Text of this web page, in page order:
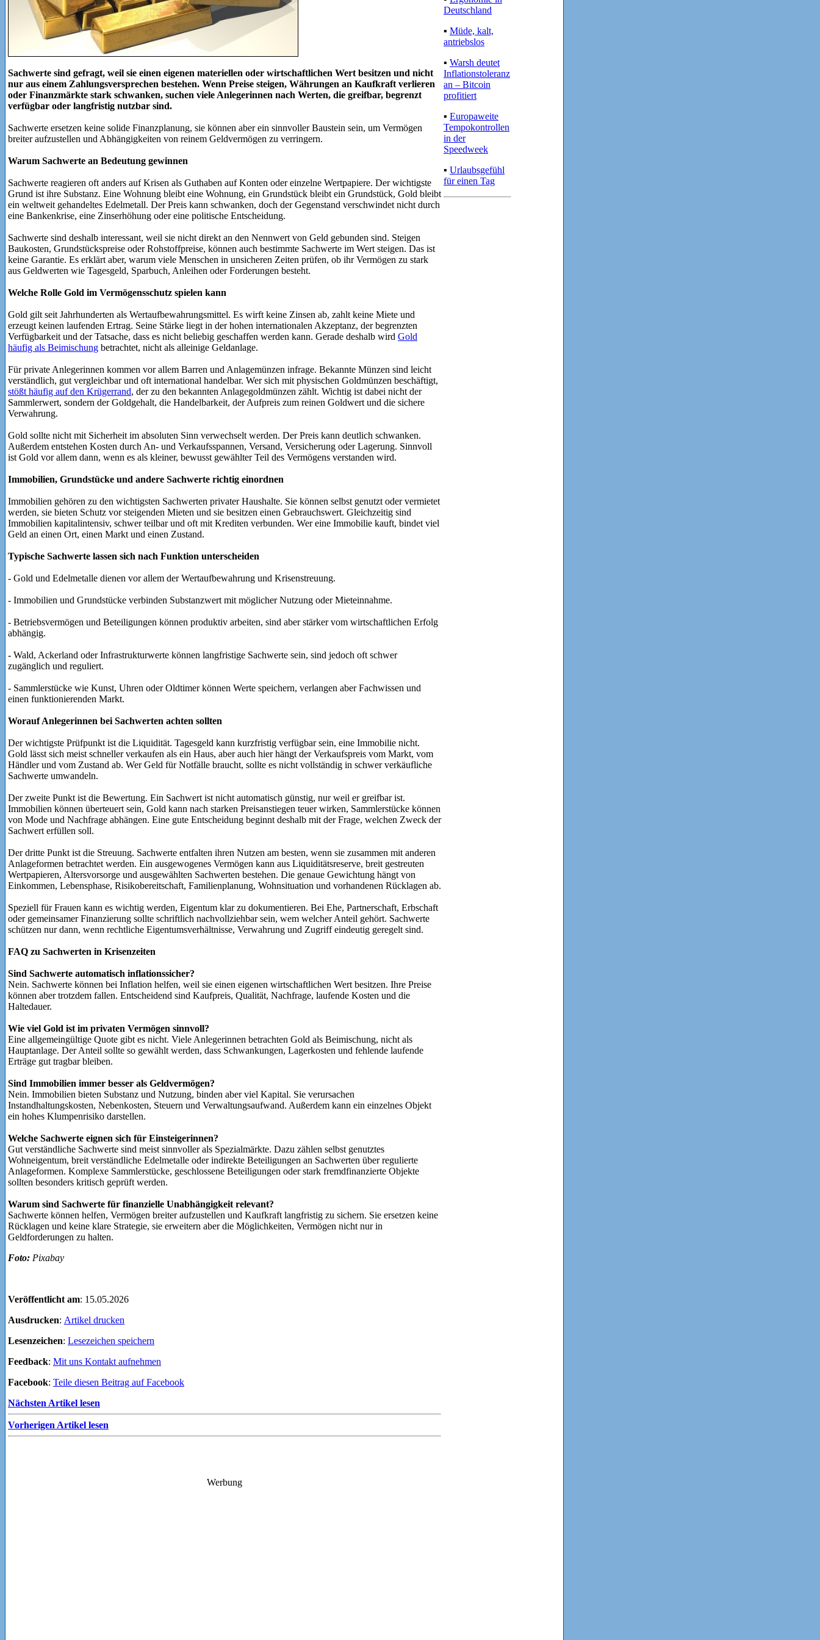
Sachwerte sind gefragt, weil sie einen eigenen materiellen oder wirtschaftlichen Wert besitzen und nicht
nur aus einem Zahlungsversprechen bestehen. Wenn Preise steigen, Währungen an Kaufkraft verlieren
oder Finanzmärkte stark schwanken, suchen viele Anlegerinnen nach Werten, die greifbar, begrenzt
verfügbar oder langfristig nutzbar sind.
Sachwerte ersetzen keine solide Finanzplanung, sie können aber ein sinnvoller Baustein sein, um Vermögen
breiter aufzustellen und Abhängigkeiten von reinem Geldvermögen zu verringern.
Warum Sachwerte an Bedeutung gewinnen
Sachwerte reagieren oft anders auf Krisen als Guthaben auf Konten oder einzelne Wertpapiere. Der wichtigste
Grund ist ihre Substanz. Eine Wohnung bleibt eine Wohnung, ein Grundstück bleibt ein Grundstück, Gold bleibt
ein weltweit gehandeltes Edelmetall. Der Preis kann schwanken, doch der Gegenstand verschwindet nicht durch
eine Bankenkrise, eine Zinserhöhung oder eine politische Entscheidung.
Sachwerte sind deshalb interessant, weil sie nicht direkt an den Nennwert von Geld gebunden sind. Steigen
Baukosten, Grundstückspreise oder Rohstoffpreise, können auch bestimmte Sachwerte im Wert steigen. Das ist
keine Garantie. Es erklärt aber, warum viele Menschen in unsicheren Zeiten prüfen, ob ihr Vermögen zu stark
aus Geldwerten wie Tagesgeld, Sparbuch, Anleihen oder Forderungen besteht.
Welche Rolle Gold im Vermögensschutz spielen kann
Gold gilt seit Jahrhunderten als Wertaufbewahrungsmittel. Es wirft keine Zinsen ab, zahlt keine Miete und
erzeugt keinen laufenden Ertrag. Seine Stärke liegt in der hohen internationalen Akzeptanz, der begrenzten
Verfügbarkeit und der Tatsache, dass es nicht beliebig geschaffen werden kann. Gerade deshalb wird Gold
häufig als Beimischung betrachtet, nicht als alleinige Geldanlage.
Für private Anlegerinnen kommen vor allem Barren und Anlagemünzen infrage. Bekannte Münzen sind leicht
verständlich, gut vergleichbar und oft international handelbar. Wer sich mit physischen Goldmünzen beschäftigt,
stößt häufig auf den Krügerrand, der zu den bekannten Anlagegoldmünzen zählt. Wichtig ist dabei nicht der
Sammlerwert, sondern der Goldgehalt, die Handelbarkeit, der Aufpreis zum reinen Goldwert und die sichere
Verwahrung.
Gold sollte nicht mit Sicherheit im absoluten Sinn verwechselt werden. Der Preis kann deutlich schwanken.
Außerdem entstehen Kosten durch An- und Verkaufsspannen, Versand, Versicherung oder Lagerung. Sinnvoll
ist Gold vor allem dann, wenn es als kleiner, bewusst gewählter Teil des Vermögens verstanden wird.
Immobilien, Grundstücke und andere Sachwerte richtig einordnen
Immobilien gehören zu den wichtigsten Sachwerten privater Haushalte. Sie können selbst genutzt oder vermietet
werden, sie bieten Schutz vor steigenden Mieten und sie besitzen einen Gebrauchswert. Gleichzeitig sind
Immobilien kapitalintensiv, schwer teilbar und oft mit Krediten verbunden. Wer eine Immobilie kauft, bindet viel
Geld an einen Ort, einen Markt und einen Zustand.
Typische Sachwerte lassen sich nach Funktion unterscheiden
- Gold und Edelmetalle dienen vor allem der Wertaufbewahrung und Krisenstreuung.
- Immobilien und Grundstücke verbinden Substanzwert mit möglicher Nutzung oder Mieteinnahme.
- Betriebsvermögen und Beteiligungen können produktiv arbeiten, sind aber stärker vom wirtschaftlichen Erfolg
abhängig.
- Wald, Ackerland oder Infrastrukturwerte können langfristige Sachwerte sein, sind jedoch oft schwer
zugänglich und reguliert.
- Sammlerstücke wie Kunst, Uhren oder Oldtimer können Werte speichern, verlangen aber Fachwissen und
einen funktionierenden Markt.
Worauf Anlegerinnen bei Sachwerten achten sollten
Der wichtigste Prüfpunkt ist die Liquidität. Tagesgeld kann kurzfristig verfügbar sein, eine Immobilie nicht.
Gold lässt sich meist schneller verkaufen als ein Haus, aber auch hier hängt der Verkaufspreis vom Markt, vom
Händler und vom Zustand ab. Wer Geld für Notfälle braucht, sollte es nicht vollständig in schwer verkäufliche
Sachwerte umwandeln.
Der zweite Punkt ist die Bewertung. Ein Sachwert ist nicht automatisch günstig, nur weil er greifbar ist.
Immobilien können überteuert sein, Gold kann nach starken Preisanstiegen teuer wirken, Sammlerstücke können
von Mode und Nachfrage abhängen. Eine gute Entscheidung beginnt deshalb mit der Frage, welchen Zweck der
Sachwert erfüllen soll.
Der dritte Punkt ist die Streuung. Sachwerte entfalten ihren Nutzen am besten, wenn sie zusammen mit anderen
Anlageformen betrachtet werden. Ein ausgewogenes Vermögen kann aus Liquiditätsreserve, breit gestreuten
Wertpapieren, Altersvorsorge und ausgewählten Sachwerten bestehen. Die genaue Gewichtung hängt von
Einkommen, Lebensphase, Risikobereitschaft, Familienplanung, Wohnsituation und vorhandenen Rücklagen ab.
Speziell für Frauen kann es wichtig werden, Eigentum klar zu dokumentieren. Bei Ehe, Partnerschaft, Erbschaft
oder gemeinsamer Finanzierung sollte schriftlich nachvollziehbar sein, wem welcher Anteil gehört. Sachwerte
schützen nur dann, wenn rechtliche Eigentumsverhältnisse, Verwahrung und Zugriff eindeutig geregelt sind.
FAQ zu Sachwerten in Krisenzeiten
Sind Sachwerte automatisch inflationssicher?
Nein. Sachwerte können bei Inflation helfen, weil sie einen eigenen wirtschaftlichen Wert besitzen. Ihre Preise
können aber trotzdem fallen. Entscheidend sind Kaufpreis, Qualität, Nachfrage, laufende Kosten und die
Haltedauer.
Wie viel Gold ist im privaten Vermögen sinnvoll?
Eine allgemeingültige Quote gibt es nicht. Viele Anlegerinnen betrachten Gold als Beimischung, nicht als
Hauptanlage. Der Anteil sollte so gewählt werden, dass Schwankungen, Lagerkosten und fehlende laufende
Erträge gut tragbar bleiben.
Sind Immobilien immer besser als Geldvermögen?
Nein. Immobilien bieten Substanz und Nutzung, binden aber viel Kapital. Sie verursachen
Instandhaltungskosten, Nebenkosten, Steuern und Verwaltungsaufwand. Außerdem kann ein einzelnes Objekt
ein hohes Klumpenrisiko darstellen.
Welche Sachwerte eignen sich für Einsteigerinnen?
Gut verständliche Sachwerte sind meist sinnvoller als Spezialmärkte. Dazu zählen selbst genutztes
Wohneigentum, breit verständliche Edelmetalle oder indirekte Beteiligungen an Sachwerten über regulierte
Anlageformen. Komplexe Sammlerstücke, geschlossene Beteiligungen oder stark fremdfinanzierte Objekte
sollten besonders kritisch geprüft werden.
Warum sind Sachwerte für finanzielle Unabhängigkeit relevant?
Sachwerte können helfen, Vermögen breiter aufzustellen und Kaufkraft langfristig zu sichern. Sie ersetzen keine
Rücklagen und keine klare Strategie, sie erweitern aber die Möglichkeiten, Vermögen nicht nur in
Geldforderungen zu halten.
Foto: Pixabay
Veröffentlicht am: 15.05.2026
Ausdrucken: Artikel drucken
Lesenzeichen: Lesezeichen speichern
Feedback: Mit uns Kontakt aufnehmen
Facebook: Teile diesen Beitrag auf Facebook
Nächsten Artikel lesen
Vorherigen Artikel lesen
Deutschland
▪ Müde, kalt,
antriebslos
▪ Warsh deutet
Inflationstoleranz
an – Bitcoin
profitiert
▪ Europaweite
Tempokontrollen
in der
Speedweek
▪ Urlaubsgefühl
für einen Tag
Werbung